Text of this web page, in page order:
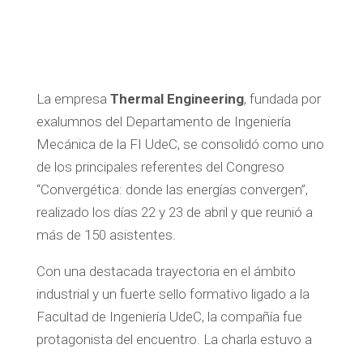
La empresa Thermal Engineering, fundada por
exalumnos del Departamento de Ingeniería
Mecánica de la FI UdeC, se consolidó como uno
de los principales referentes del Congreso
“Convergética: donde las energías convergen”,
realizado los días 22 y 23 de abril y que reunió a
más de 150 asistentes.
Con una destacada trayectoria en el ámbito
industrial y un fuerte sello formativo ligado a la
Facultad de Ingeniería UdeC, la compañía fue
protagonista del encuentro. La charla estuvo a